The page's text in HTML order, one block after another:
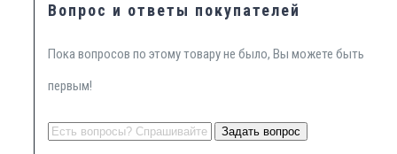
Вопрос и ответы покупателей
Пока вопросов по этому товару не было, Вы можете быть
первым!